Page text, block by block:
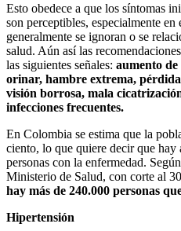
Esto obedece a que los síntomas
son perceptibles, especialmente
generalmente se ignoran o se
salud. Aún así las
las siguientes señales: aumento de
orinar, hambre extrema,
visión borrosa, mala
infecciones frecuentes.
En Colombia se estima que la
ciento, lo que quiere decir que
personas con la enfermedad.
Ministerio de Salud, con corte al
hay más de 240.000 personas
Hipertensión